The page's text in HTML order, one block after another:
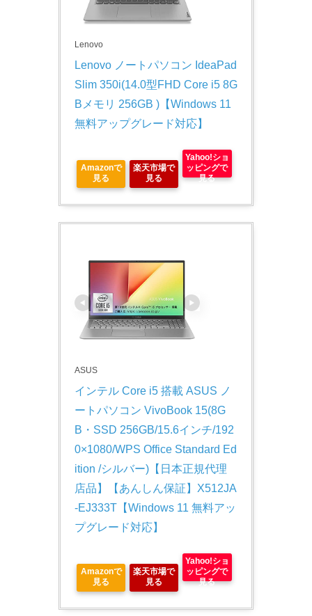
Lenovo
Lenovo ノートパソコン IdeaPad
Slim 350i(14.0型FHD Core i5 8G
Bメモリ 256GB )【Windows 11
無料アップグレード対応】
Amazonで
見る
楽天市場で
見る
Yahoo!ショ
ッピングで
見る
ASUS
インテル Core i5 搭載 ASUS ノ
ートパソコン VivoBook 15(8G
B・SSD 256GB/15.6インチ/192
0×1080/WPS Office Standard Ed
ition /シルバー)【日本正規代理
店品】【あんしん保証】X512JA
-EJ333T【Windows 11 無料アッ
プグレード対応】
Amazonで
見る
楽天市場で
見る
Yahoo!ショ
ッピングで
見る